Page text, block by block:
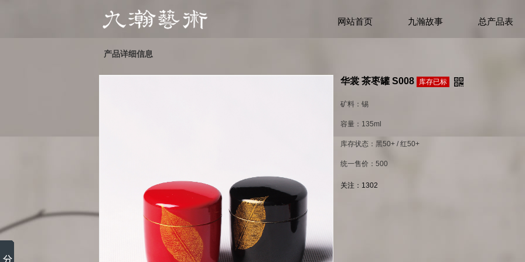
网站首页 九瀚故事 总产品表
产品详细信息
华裳 茶枣罐 S008 库存已标
矿料：锡
容量：135ml
库存状态：黑50+ / 红50+
统一售价：500
关注： 1302